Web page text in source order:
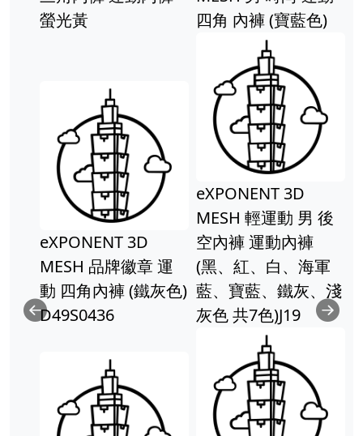
螢光黃
四角 內褲 (寶藍色)
eXPONENT 3D
MESH 品牌徽章 運
動 四角內褲 (鐵灰色)
D49S0436
eXPONENT 3D
MESH 輕運動 男 後
空內褲 運動內褲
(黑、紅、白、海軍
藍、寶藍、鐵灰、淺
灰色 共7色)J19
Previous